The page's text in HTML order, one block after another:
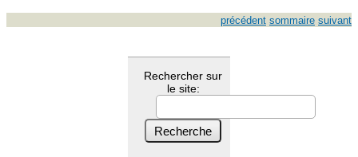
précédent sommaire suivant
Rechercher sur
le site: